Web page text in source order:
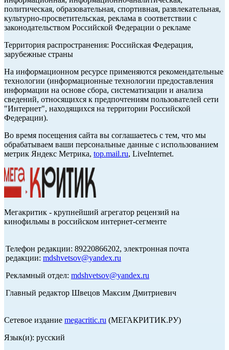
политическая, образовательная, спортивная, развлекательная,
культурно-просветительская, реклама в соответствии с
законодательством Российской Федерации о рекламе
Территория распространения: Российская Федерация,
зарубежные страны
На информационном ресурсе применяются рекомендательные
технологии (информационные технологии предоставления
информации на основе сбора, систематизации и анализа
сведений, относящихся к предпочтениям пользователей сети
"Интернет", находящихся на территории Российской
Федерации).
Во время посещения сайта вы соглашаетесь с тем, что мы
обрабатываем ваши персональные данные с использованием
метрик Яндекс Метрика, top.mail.ru, LiveInternet.
Мегакритик - крупнейший агрегатор рецензий на
кинофильмы в российском интернет-сегменте
Телефон редакции: 89220866202, электронная почта
редакции: mdshvetsov@yandex.ru
Рекламный отдел: mdshvetsov@yandex.ru
Главный редактор Швецов Максим Дмитриевич
Сетевое издание megacritic.ru (МЕГАКРИТИК.РУ)
Язык(и): русский